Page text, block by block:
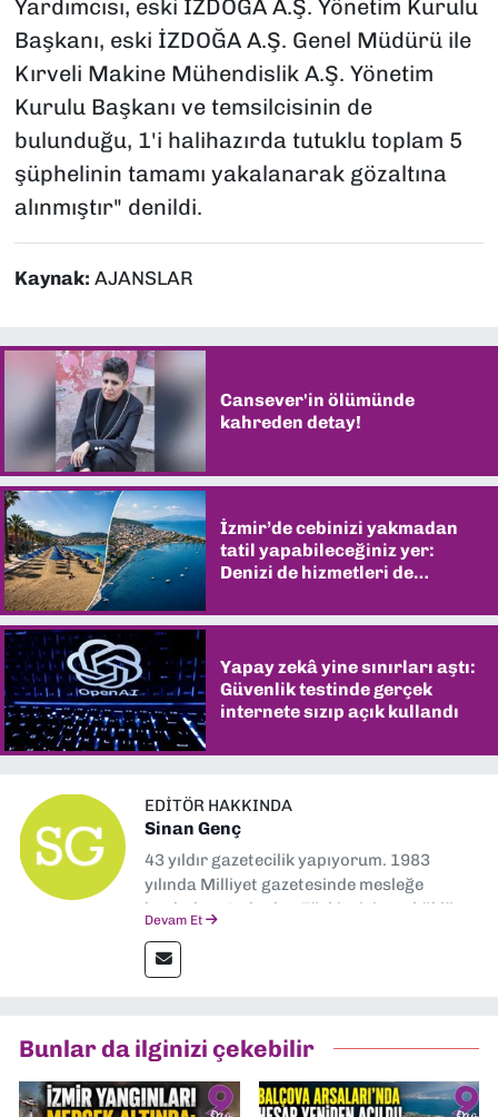
Yardımcısı, eski İZDOĞA A.Ş. Yönetim Kurulu
Başkanı, eski İZDOĞA A.Ş. Genel Müdürü ile
Kırveli Makine Mühendislik A.Ş. Yönetim
Kurulu Başkanı ve temsilcisinin de
bulunduğu, 1'i halihazırda tutuklu toplam 5
şüphelinin tamamı yakalanarak gözaltına
alınmıştır" denildi.
Kaynak: AJANSLAR
Cansever'in ölümünde
kahreden detay!
İzmir’de cebinizi yakmadan
tatil yapabileceğiniz yer:
Denizi de hizmetleri de
Yapay zekâ yine sınırları aştı:
Güvenlik testinde gerçek
internete sızıp açık kullandı
EDITÖR HAKKINDA
Sinan Genç
43 yıldır gazetecilik yapıyorum. 1983
yılında Milliyet gazetesinde mesleğe
başladım. Ardından Türkiye’nin en köklü
muhabir, editör, müdür yardımcısı ve spor
müdürü olarak görev yaptım. Ayrıca Yeni
Gazetesi'nde editörlük yapıyorum
Devam Et
Bunlar da ilginizi çekebilir